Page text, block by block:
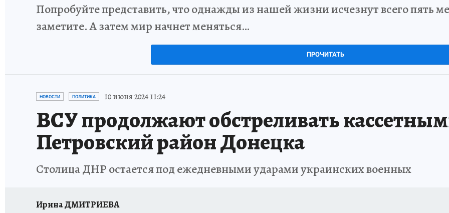
Попробуйте представить, что однажды из нашей жизни исчезнут всего пять
заметите. А затем мир начнет меняться…
ПРОЧИТАТЬ
НОВОСТИ ПОЛИТИКА 10 июня 2024 11:24
ВСУ продолжают обстреливать
Петровский район Донецка
Столица ДНР остается под ежедневными ударами украинских военных
Ирина ДМИТРИЕВА